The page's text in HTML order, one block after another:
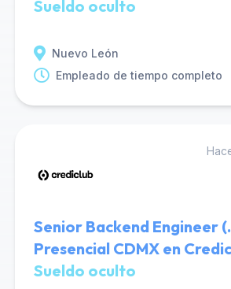
Sueldo oculto
Nuevo León
Empleado de tiempo completo
Senior Backend Engineer
Presencial CDMX en
Sueldo oculto